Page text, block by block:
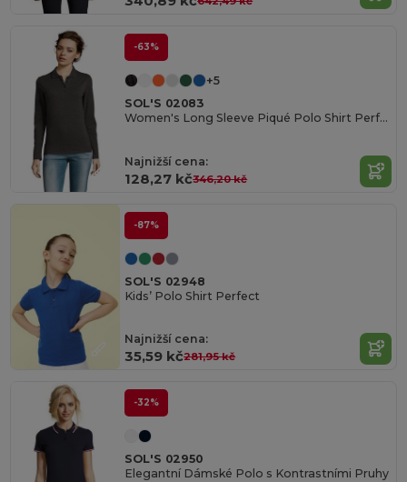
-63%
+5
SOL'S 02083
Women's Long Sleeve Piqué Polo Shirt Perfect Lsl
Najnižší cena:
128,27 kč346,20 kč
-87%
SOL'S 02948
Kids’ Polo Shirt Perfect
Najnižší cena:
35,59 kč281,95 kč
-32%
SOL'S 02950
Elegantní Dámské Polo s Kontrastními Pruhy